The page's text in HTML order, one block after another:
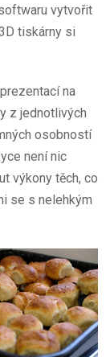
vytvořit
tiskárny si
na
z jednotlivých
osobností
není nic
výkony těch, co
se s nelehkým